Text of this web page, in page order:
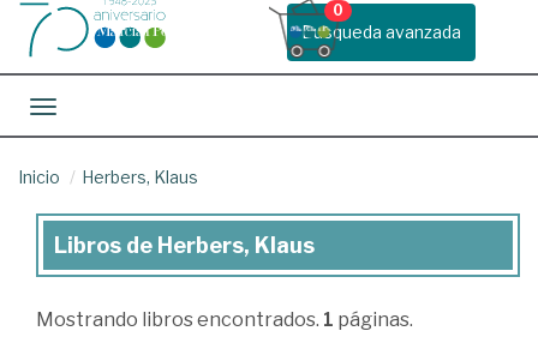
Busqueda avanzada
0
Toggle navigation
Inicio Herbers, Klaus
Libros
Herbers,
Libros de Herbers, Klaus
Mostrando libros encontrados. 1 páginas.